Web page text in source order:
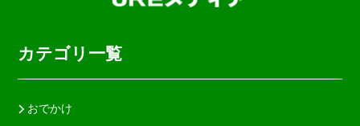
カテゴリ一覧
おでかけ